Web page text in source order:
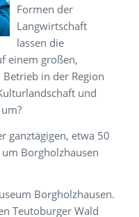
Formen der
Langwirtschaft
lassen die
einem großen,
in der Region
und
ganztägigen, etwa 50
Borgholzhausen
Borgholzhausen.
Teutoburger Wald